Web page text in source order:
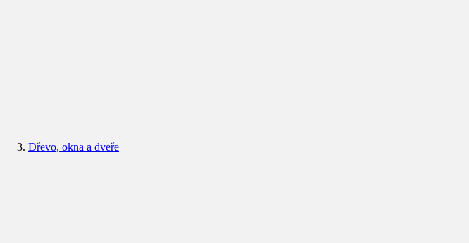
Dřevo, okna a dveře